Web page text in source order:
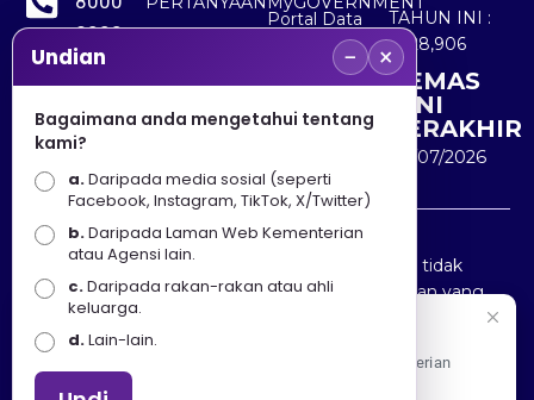
8000
+603
8891
7100
Portal Data
Terbuka
Sektor Awam
TAHUN INI :
5,528,906
KEMAS
KINI
TERAKHIR
30/07/2026
Penafian : Kerajaan Malaysia dan Kementerian
Pelancongan Seni dan Budaya (MOTAC) adalah tidak
bertanggungjawab atas kehilangan atau kerugian yang
disebabkan oleh penggunaan mana-mana maklumat
yang diperolehi dari portal ini.
Undian − ×
Bagaimana anda mengetahui tentang
kami?
a.Daripada media sosial (seperti
Facebook, Instagram, TikTok, X/Twitter)
b.Daripada Laman Web Kementerian
atau Agensi lain.
c.Daripada rakan-rakan atau ahli
keluarga.
d.Lain-lain.
Apa Khabar! Selamat datang ke Portal Rasmi Kementerian
Pelancongan, Seni dan Budaya